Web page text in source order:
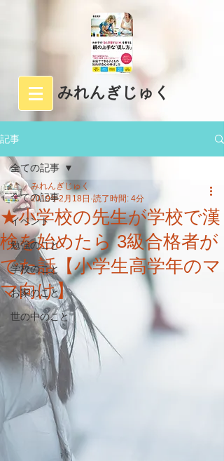
みれんぎじゅく
記事
全ての記事
イベント
勉強のこと
学校のこと
お家のこと
世の中のこと
全ての記事
★小学校の先生が学校で漢
検を始めたら 3級合格者が
でた話【小学生高学年のマ
マ向け】
みれんぎじゅく
2019年2月18日 読了時間: 4分